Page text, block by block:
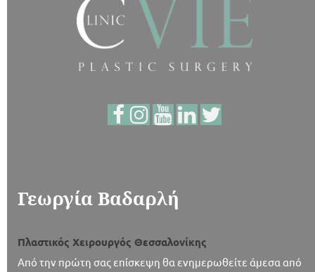
Γεωργία Βαδαρλή
Πλαστικός Χειρουργός Θεσσαλονίκης
Από την πρώτη σας επίσκεψη θα ενημερωθείτε άμεσα από